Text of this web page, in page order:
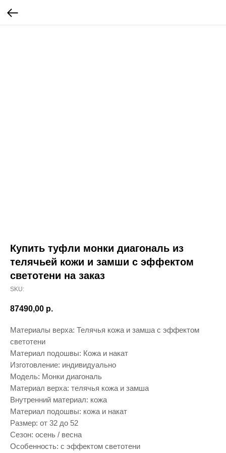
Купить туфли монки диагональ из
телячьей кожи и замши с эффектом
светотени на заказ
SKU:
87490,00 р.
Материалы верха: Телячья кожа и замша с эффектом
светотени
Материал подошвы: Кожа и накат
Изготовление: индивидуально
Модель: Монки диагональ
Материал верха: телячья кожа и замша
Внутренний материал: кожа
Материал подошвы: кожа и накат
Размер: от 32 до 52
Сезон: осень / весна
Особенность: с эффектом светотени